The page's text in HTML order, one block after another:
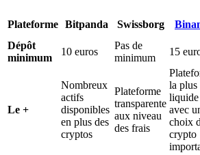
Plateforme Bitpanda Swissborg
Dépôt
minimum
10 euros
Pas de
minimum
15
Le +
Nombreux
actifs
disponibles
en plus des
cryptos
Plateforme
transparente
aux niveau
des frais
la plus
liquide
avec
choix
crypto